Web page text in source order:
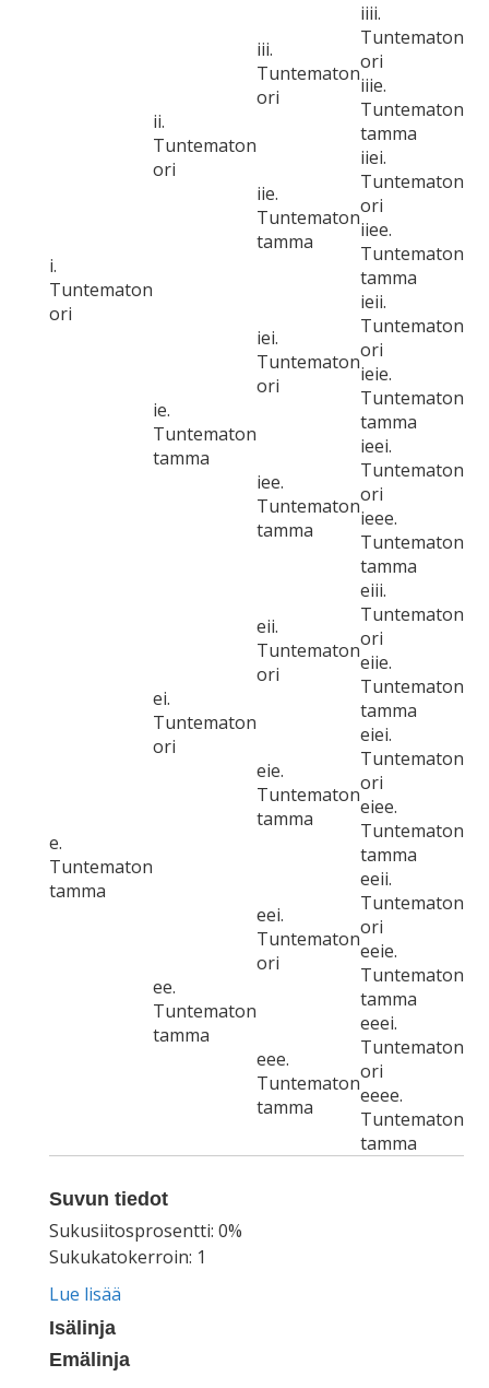
i.
Tuntematon
ori
ii.
Tuntematon
ori
iii.
Tuntematon
ori
iiii.
Tuntematon
ori
iiie.
Tuntematon
tamma
iie.
Tuntematon
tamma
iiei.
Tuntematon
ori
iiee.
Tuntematon
tamma
ie.
Tuntematon
tamma
iei.
Tuntematon
ori
ieii.
Tuntematon
ori
ieie.
Tuntematon
tamma
iee.
Tuntematon
tamma
ieei.
Tuntematon
ori
ieee.
Tuntematon
tamma
e.
Tuntematon
tamma
ei.
Tuntematon
ori
eii.
Tuntematon
ori
eiii.
Tuntematon
ori
eiie.
Tuntematon
tamma
eie.
Tuntematon
tamma
eiei.
Tuntematon
ori
eiee.
Tuntematon
tamma
ee.
Tuntematon
tamma
eei.
Tuntematon
ori
eeii.
Tuntematon
ori
eeie.
Tuntematon
tamma
eee.
Tuntematon
tamma
eeei.
Tuntematon
ori
eeee.
Tuntematon
tamma
Suvun tiedot
Sukusiitosprosentti: 0%
Sukukatokerroin: 1
Lue lisää
Isälinja
Emälinja